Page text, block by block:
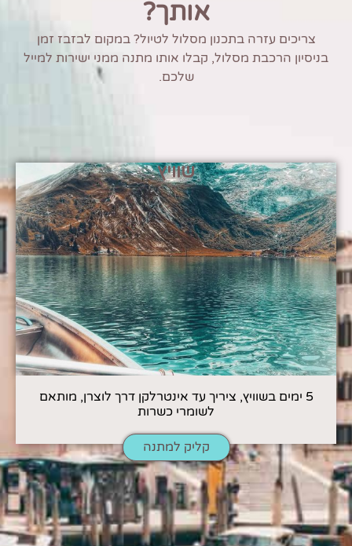
אותך?
צריכים עזרה בתכנון מסלול לטיול? במקום לבזבז זמן
בניסיון הרכבת מסלול, קבלו אותו מתנה ממני ישירות למייל
שלכם.
שוויץ
5 ימים בשוויץ, ציריך עד אינטרלקן דרך לוצרן, מותאם
לשומרי כשרות
קליק למתנה